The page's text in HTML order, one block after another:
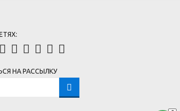
НА РАССЫЛКУ